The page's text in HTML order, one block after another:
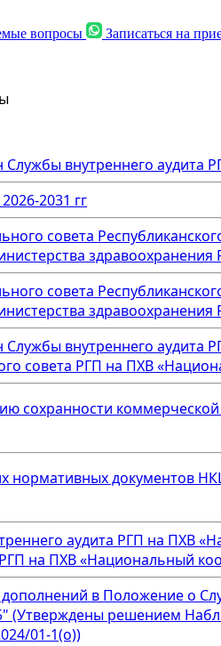
вопросы Записаться на
Службы внутреннего
2031 гг
совета
здравоохранения
совета
здравоохранения
Службы внутреннего
совета РГП на ПХВ
сохранности
нормативных документов
аудита РГП на ПХВ
на ПХВ «Национальный
в Положение о
(Утверждены решением
01-1(о))